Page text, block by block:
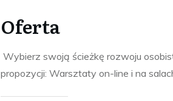
Oferta
Wybierz swoją ścieżkę rozwoju
propozycji: Warsztaty on-line i na